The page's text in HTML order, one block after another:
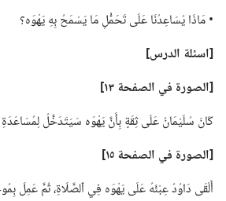
‏• مَاذَا يُسَاعِدُنَا عَلَى تَحَمُّلِ مَا يَسْمَحُ بِهِ يَهْوَه؟‏
‏[اسئلة الدرس]‏
‏[الصورة في الصفحة ١٣]‏
كَانَ سُلَيْمَانُ عَلَى ثِقَةٍ بِأَنَّ يَهْوَه سَيَتَدَخَّلُ
‏[الصورة في الصفحة ١٥]‏
أَلْقَى دَاوُدُ عِبْئَهُ عَلَى يَهْوَه فِي ٱلصَّلَاةِ،‏ ثُمَّ عَمِلَ